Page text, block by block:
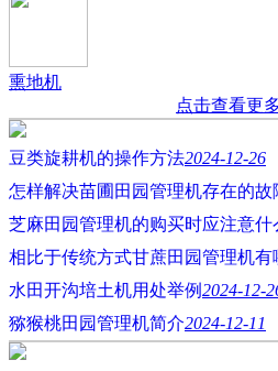
熏地机
点击查看更
豆类旋耕机的操作方法2024-12-26
怎样解决苗圃田园管理机存在的故
芝麻田园管理机的购买时应注意什
相比于传统方式甘蔗田园管理机有
水田开沟培土机用处举例2024-12-
猕猴桃田园管理机简介2024-12-11